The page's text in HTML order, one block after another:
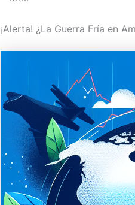
¡Alerta! ¿La Guerra Fría en